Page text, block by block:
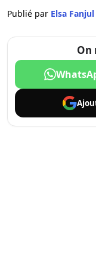
Publié par Elsa Fanjul
On